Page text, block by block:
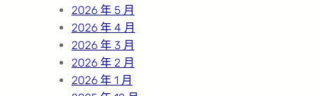
2026 年 5 月
2026 年 4 月
2026 年 3 月
2026 年 2 月
2026 年 1 月